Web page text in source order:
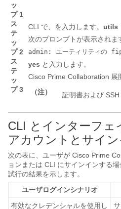
ッ
プ 1
ス
テ
ッ
プ 2
CLI で、を入力します。 utils
次のプロンプトが表示されま
admin: ユーティリティの
ス
テ
ッ
プ 3
yes と入力します。
Cisco Prime Collaboration 展
（注）
証明書および
CLI とインターフェ
アカウントとサイ
次の表に、ユーザが Cisco Prime
ョンまたは CLI にサインインする
試行の結果を示します。
ユーザログインシナリオ
有効なクレデンシャルを使用し